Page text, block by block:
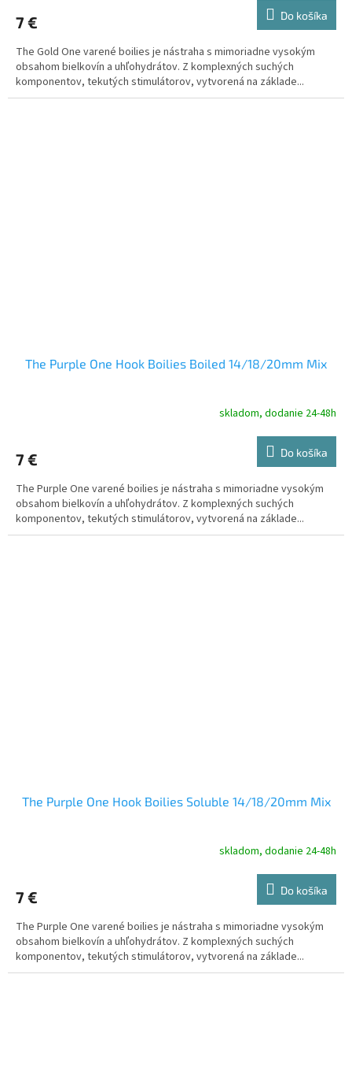
7 € Do košíka
The Gold One varené boilies je nástraha s mimoriadne vysokým
obsahom bielkovín a uhľohydrátov. Z komplexných suchých
komponentov, tekutých stimulátorov, vytvorená na základe...
The Purple One Hook Boilies Boiled 14/18/20mm Mix
skladom, dodanie 24-48h
7 € Do košíka
The Purple One varené boilies je nástraha s mimoriadne vysokým
obsahom bielkovín a uhľohydrátov. Z komplexných suchých
komponentov, tekutých stimulátorov, vytvorená na základe...
The Purple One Hook Boilies Soluble 14/18/20mm Mix
skladom, dodanie 24-48h
7 € Do košíka
The Purple One varené boilies je nástraha s mimoriadne vysokým
obsahom bielkovín a uhľohydrátov. Z komplexných suchých
komponentov, tekutých stimulátorov, vytvorená na základe...